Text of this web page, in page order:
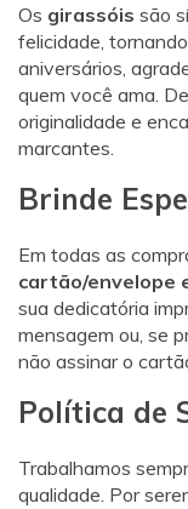
Os girassóis são
felicidade,
aniversários,
quem você ama.
originalidade e
marcantes.
Brinde
Em todas as
cartão/envelope
sua dedicatória
mensagem ou, se
não assinar o
Política de
Trabalhamos
qualidade. Por